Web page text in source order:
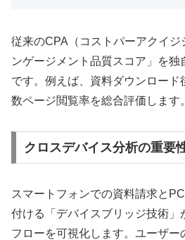
従来のCPA（コストパーアクイジ
ンゲージメント品質スコア」を
です。例えば、資料ダウンロード
数ページ閲覧率を総合評価します。
クロスデバイス分析の重要
スマートフォンでの資料請求と
付ける「デバイスブリッジ技術」
フローを可視化します。ユーザー